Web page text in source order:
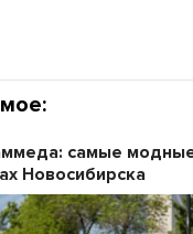
самые
Новосибирска